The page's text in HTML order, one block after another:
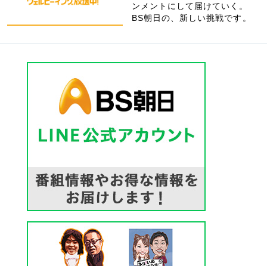
ンメントにして届けていく。
BS朝日の、新しい挑戦です。